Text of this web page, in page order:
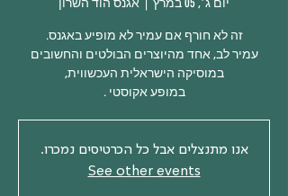
יום ג׳, 05 במרץ
  |
אגנס הוד השרון
עמיר לב, אחד מהיוצרים הבולטים והחשובים
במופע אקוסטי .
אנו מתנצלים אבל כל הכרטיסים נמכרו.
See other events